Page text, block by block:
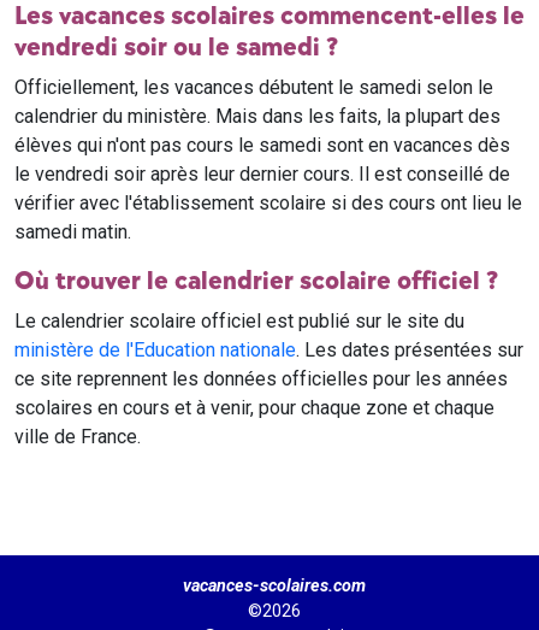
Les vacances scolaires commencent-elles le
vendredi soir ou le samedi ?
Officiellement, les vacances débutent le samedi selon le
calendrier du ministère. Mais dans les faits, la plupart des
élèves qui n'ont pas cours le samedi sont en vacances dès
le vendredi soir après leur dernier cours. Il est conseillé de
vérifier avec l'établissement scolaire si des cours ont lieu le
samedi matin.
Où trouver le calendrier scolaire officiel ?
Le calendrier scolaire officiel est publié sur le site du
ministère de l'Education nationale. Les dates présentées sur
ce site reprennent les données officielles pour les années
scolaires en cours et à venir, pour chaque zone et chaque
ville de France.
vacances-scolaires.com
©2026